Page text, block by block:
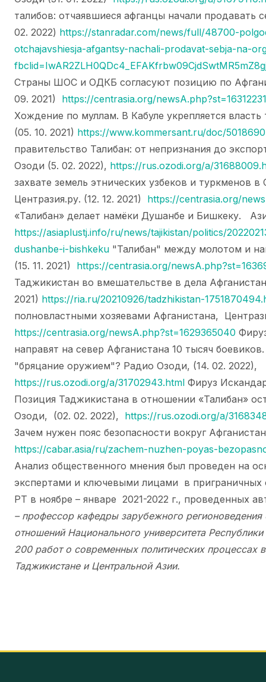
талибов: отчаявшиеся афганцы начали продавать
02. 2022) https://stanradar.com/news/full/48700-
otchajavshiesja-afgantsy-nachali-prodavat-sebja-na-
Страны ШОС и ОДКБ согласуют позицию по
09. 2021) https://centrasia.org/
Хождение по муллам. В Кабуле укрепляется
(05. 10. 2021) https://www.kommersant.ru/doc/5018690
правительство Талибан: от непризнания до
Озоди (5. 02. 2022), https://rus.ozodi.org/a/
захвате земель этнических узбеков и туркменов
Центразия.ру. (12. 12. 2021) https://centrasia.org/
«Талибан» делает намёки Душанбе и Бишкеку.
https://asiaplustj.info/ru/news/tajikistan/politics/
dushanbe-i-bishkeku "Талибан" между молотом и
(15. 11. 2021) https://centrasia.org/
Таджикистан во вмешательстве в дела
2021) https://ria.ru/20210926/tadzhikistan-
полновластными хозяевами Афганистана,
https://centrasia.org/newsA.php?st=1629365040
направят на север Афганистана 10 тысяч
"бряцание оружием"? Радио Озоди, (14. 02. 2022),
https://rus.ozodi.org/a/31702943.html Фируз
Позиция Таджикистана в отношении «Талибан»
Озоди, (02. 02. 2022), https://rus.ozodi.org/a/
Зачем нужен пояс безопасности вокруг
https://cabar.asia/ru/zachem-nuzhen-poyas-
Анализ общественного мнения был проведен на
экспертами и ключевыми лицами в приграничных
РТ в ноябре – январе 2021-2022 г., проведенных
– профессор кафедры зарубежного
отношений Национального университета
200 работ о современных политических процессах
Таджикистане и Центральной Азии.